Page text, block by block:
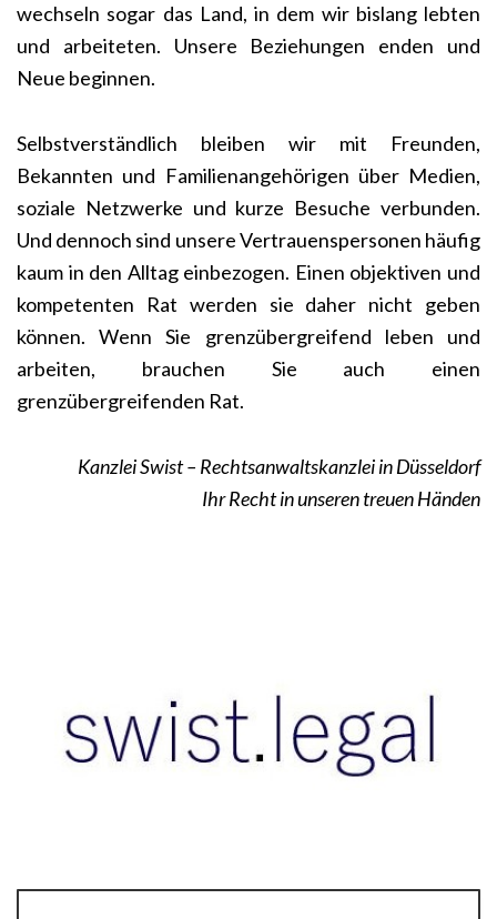
wechseln sogar das Land, in dem wir bislang lebten
und arbeiteten. Unsere Beziehungen enden und
Neue beginnen.
Selbstverständlich bleiben wir mit Freunden,
Bekannten und Familienangehörigen über Medien,
soziale Netzwerke und kurze Besuche verbunden.
Und dennoch sind unsere Vertrauenspersonen häufig
kaum in den Alltag einbezogen. Einen objektiven und
kompetenten Rat werden sie daher nicht geben
können. Wenn Sie grenzübergreifend leben und
arbeiten, brauchen Sie auch einen
grenzübergreifenden Rat.
Kanzlei Swist – Rechtsanwaltskanzlei in Düsseldorf
Ihr Recht in unseren treuen Händen